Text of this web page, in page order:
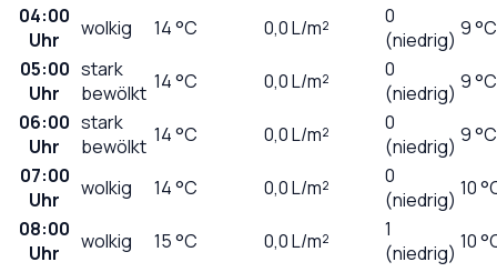
04:00
Uhr
wolkig 14°C 0,0L/m²
0
(niedrig) 9 °C
05:00
Uhr
stark
bewölkt 14°C 0,0L/m²
0
(niedrig) 9 °C
06:00
Uhr
stark
bewölkt 14°C 0,0L/m²
0
(niedrig) 9 °C
07:00
Uhr
wolkig 14°C 0,0L/m²
0
(niedrig) 10
08:00
Uhr
wolkig 15°C 0,0L/m²
1
(niedrig) 10